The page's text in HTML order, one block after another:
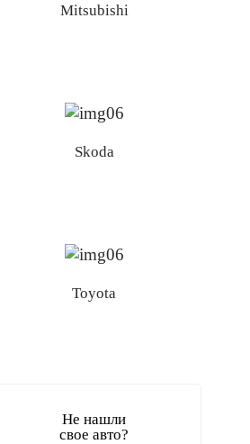
Mitsubishi
Skoda
Toyota
Не нашли
свое авто?